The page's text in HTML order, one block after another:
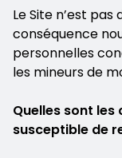
Le Site n’est pas
conséquence
personnelles
les mineurs de
Quelles sont
susceptible de